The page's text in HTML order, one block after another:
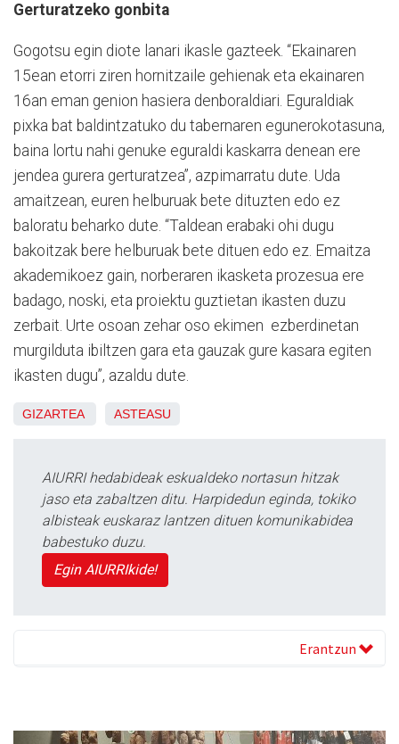
Gerturatzeko gonbita
Gogotsu egin diote lanari ikasle gazteek. “Ekainaren
15ean etorri ziren hornitzaile gehienak eta ekainaren
16an eman genion hasiera denboraldiari. Eguraldiak
pixka bat baldintzatuko du tabernaren egunerokotasuna,
baina lortu nahi genuke eguraldi kaskarra denean ere
jendea gurera gerturatzea”, azpimarratu dute. Uda
amaitzean, euren helburuak bete dituzten edo ez
baloratu beharko dute. “Taldean erabaki ohi dugu
bakoitzak bere helburuak bete dituen edo ez. Emaitza
akademikoez gain, norberaren ikasketa prozesua ere
badago, noski, eta proiektu guztietan ikasten duzu
zerbait. Urte osoan zehar oso ekimen ezberdinetan
murgilduta ibiltzen gara eta gauzak gure kasara egiten
ikasten dugu”, azaldu dute.
GIZARTEA ASTEASU
AIURRI hedabideak eskualdeko nortasun hitzak
jaso eta zabaltzen ditu. Harpidedun eginda, tokiko
albisteak euskaraz lantzen dituen komunikabidea
babestuko duzu.
Egin AIURRIkide!
Erantzun